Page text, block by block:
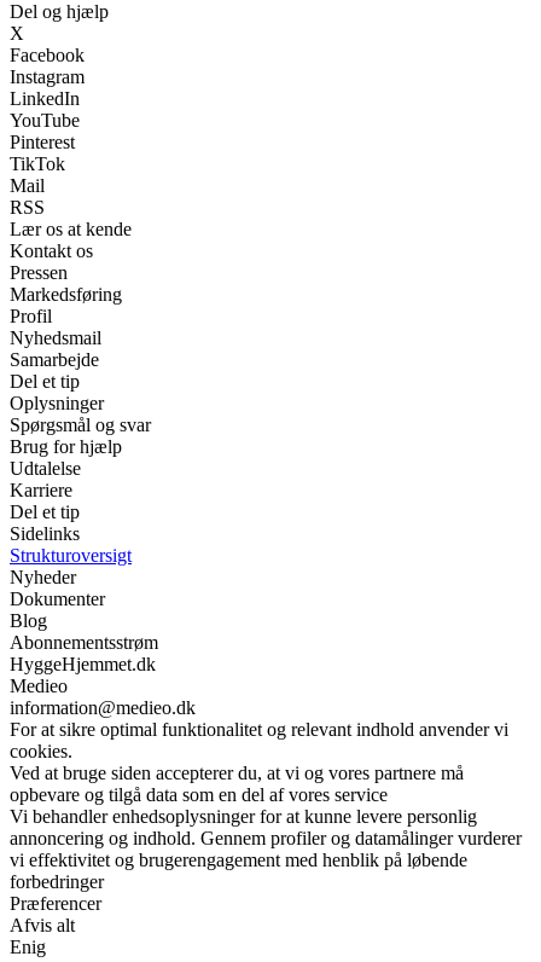
Del og hjælp
X
Facebook
Instagram
LinkedIn
YouTube
Pinterest
TikTok
Mail
RSS
Lær os at kende
Kontakt os
Pressen
Markedsføring
Profil
Nyhedsmail
Samarbejde
Del et tip
Oplysninger
Spørgsmål og svar
Brug for hjælp
Udtalelse
Karriere
Del et tip
Sidelinks
Strukturoversigt
Nyheder
Dokumenter
Blog
Abonnementsstrøm
HyggeHjemmet.dk
Medieo
information@medieo.dk
For at sikre optimal funktionalitet og relevant indhold anvender vi
cookies.
Ved at bruge siden accepterer du, at vi og vores partnere må
opbevare og tilgå data som en del af vores service
Vi behandler enhedsoplysninger for at kunne levere personlig
annoncering og indhold. Gennem profiler og datamålinger vurderer
vi effektivitet og brugerengagement med henblik på løbende
forbedringer
Præferencer
Afvis alt
Enig